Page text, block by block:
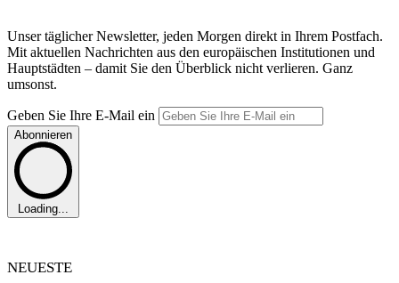
Unser täglicher Newsletter, jeden Morgen direkt in Ihrem Postfach.
Mit aktuellen Nachrichten aus den europäischen Institutionen und
Hauptstädten – damit Sie den Überblick nicht verlieren. Ganz
umsonst.
Geben Sie Ihre E-Mail ein
Abonnieren
Loading...
NEUESTE